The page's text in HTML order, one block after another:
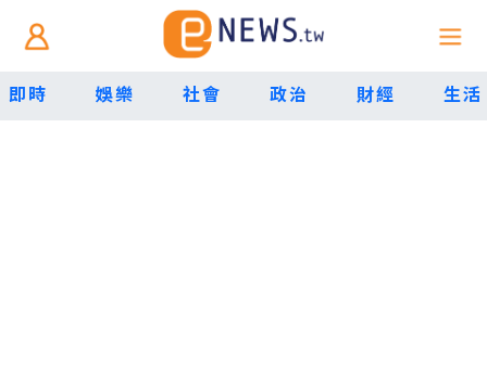
即時 娛樂 社會 政治 財經 生活